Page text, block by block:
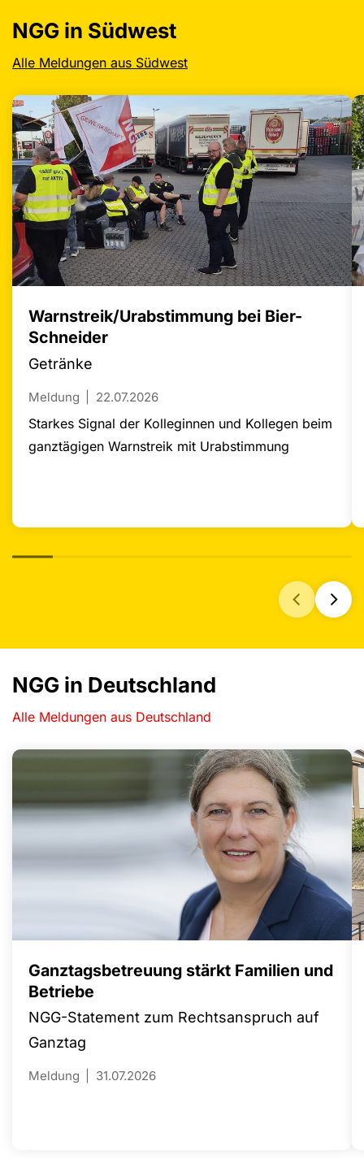
NGG in Südwest
Alle Meldungen aus Südwest
Warnstreik/Urabstimmung bei Bier-
Schneider
Getränke
Meldung 22.07.2026
Starkes Signal der Kolleginnen und Kollegen beim
ganztägigen Warnstreik mit Urabstimmung
NGG in Deutschland
Alle Meldungen aus Deutschland
Ganztagsbetreuung stärkt Familien und
Betriebe
NGG-Statement zum Rechtsanspruch auf
Ganztag
Meldung 31.07.2026